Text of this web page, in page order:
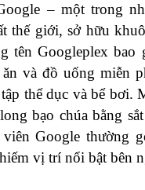
– một trong
thế giới, sở hữu
tên Googleplex bao
và đồ uống miễn
thể dục và bể bơi.
bạo chúa bằng
viên Google thường
vị trí nổi bật bên